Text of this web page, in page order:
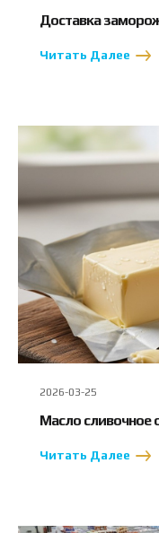
Доставка
Читать Далее
2026-03-25
Масло сливочное
Читать Далее